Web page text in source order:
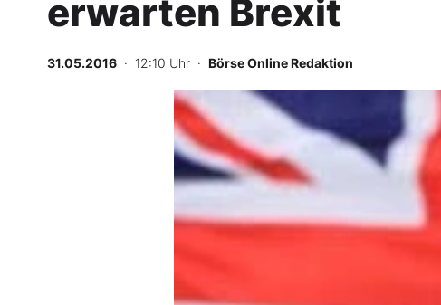
BO-Musterdepots
Experten
Mein B:O
Mein Konto
erwarten Brexit
31.05.2016 · 12:10 Uhr · Börse Online Redaktion